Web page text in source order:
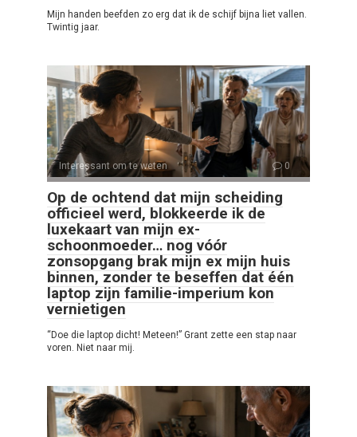
Mijn handen beefden zo erg dat ik de schijf bijna liet vallen.
Twintig jaar.
Interessant om te weten 0
Op de ochtend dat mijn scheiding
officieel werd, blokkeerde ik de
luxekaart van mijn ex-
schoonmoeder… nog vóór
zonsopgang brak mijn ex mijn huis
binnen, zonder te beseffen dat één
laptop zijn familie-imperium kon
vernietigen
“Doe die laptop dicht! Meteen!” Grant zette een stap naar
voren. Niet naar mij.